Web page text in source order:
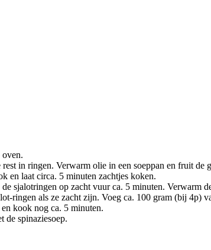
in ringen. Verwarm olie in een soeppan en fruit
en laat circa. 5 minuten zachtjes koken.
sjalotringen op zacht vuur ca. 5 minuten. Verwarm
ringen als ze zacht zijn. Voeg ca. 100 gram (bij 4p)
kook nog ca. 5 minuten.
de spinaziesoep.